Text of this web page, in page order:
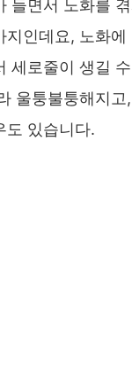
들면서 노화를
지인데요, 노화에
세로줄이 생길
울퉁불퉁해지고
도 있습니다.